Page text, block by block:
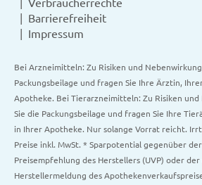
Barrierefreiheit
Impressum
Bei Arzneimitteln: Zu Risiken und
Packungsbeilage und fragen Sie Ihre Ärztin,
Apotheke. Bei Tierarzneimitteln: Zu Risiken
Sie die Packungsbeilage und fragen Sie Ihre
in Ihrer Apotheke. Nur solange Vorrat reicht.
Preise inkl. MwSt. * Sparpotential gegenüber
Preisempfehlung des Herstellers (UVP) oder
Herstellermeldung des